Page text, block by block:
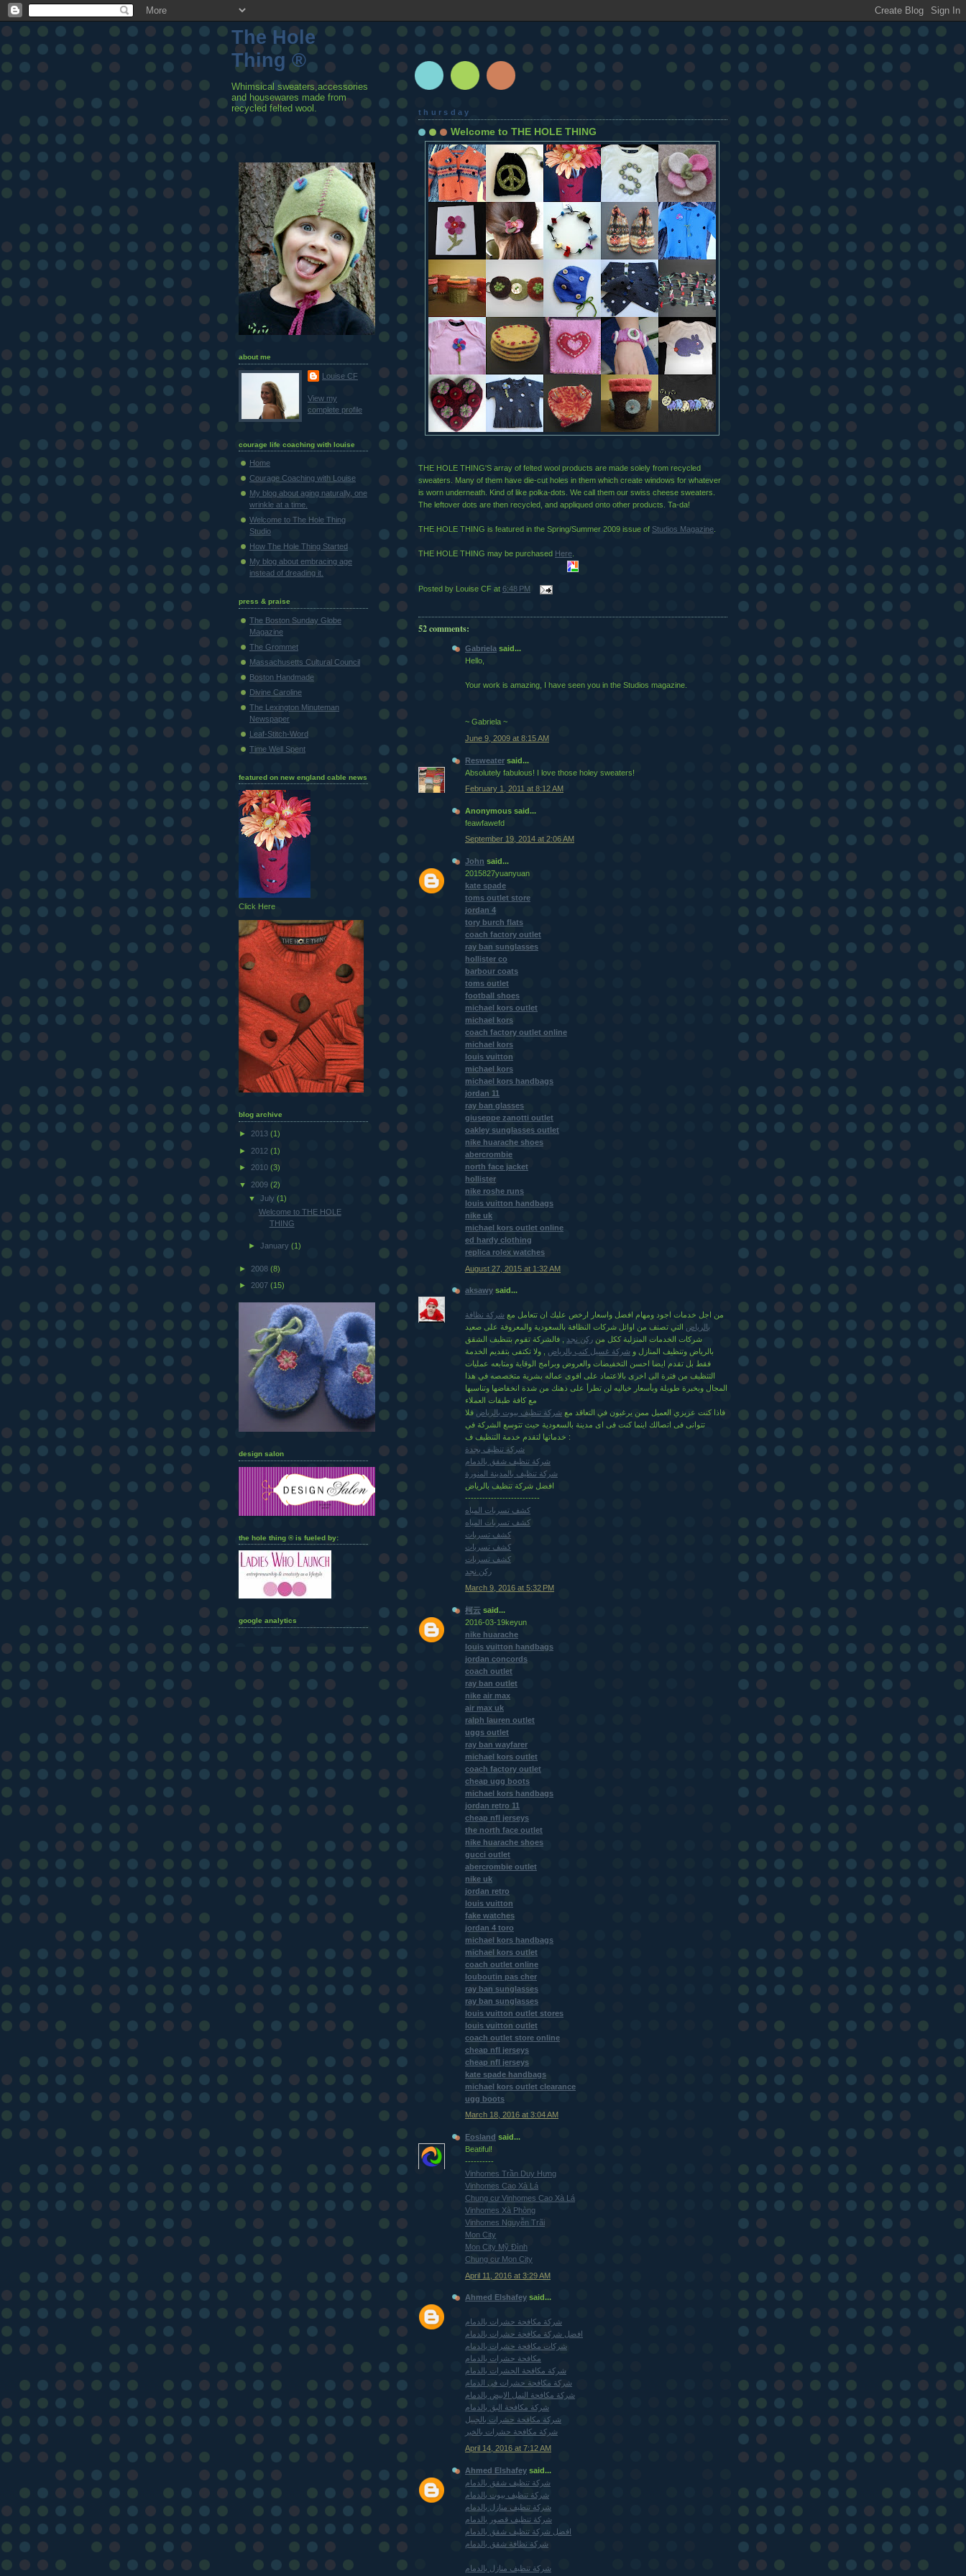
thursday
Welcome to THE HOLE THING
THE HOLE THING'S array of felted wool products are made solely from recycled
sweaters. Many of them have die-cut holes in them which create windows for whatever
is worn underneath. Kind of like polka-dots. We call them our swiss cheese sweaters.
The leftover dots are then recycled, and appliqued onto other products. Ta-da!
THE HOLE THING is featured in the Spring/Summer 2009 issue of Studios Magazine
THE HOLE THING may be purchased Here
Posted by Louise CF at 6:48 PM
52 comments:
Gabriela said...
Hello,
Your work is amazing, I have seen you in the Studios magazine.
~ Gabriela ~
June 9, 2009 at 8:15 AM
Resweater said...
Absolutely fabulous! I love those holey sweaters!
February 1, 2011 at 8:12 AM
Anonymous said...
feawfawefd
September 19, 2014 at 2:06 AM
John said...
2015827yuanyuan
kate spade
toms outlet store
jordan 4
tory burch flats
coach factory outlet
ray ban sunglasses
hollister co
barbour coats
toms outlet
football shoes
michael kors outlet
michael kors
coach factory outlet online
michael kors
louis vuitton
michael kors
michael kors handbags
jordan 11
ray ban glasses
giuseppe zanotti outlet
oakley sunglasses outlet
nike huarache shoes
abercrombie
north face jacket
hollister
nike roshe runs
louis vuitton handbags
nike uk
michael kors outlet online
ed hardy clothing
replica rolex watches
August 27, 2015 at 1:32 AM
aksawy said...
من اجل خدمات اجود ومهام افضل واسعار ارخص عليك ان تتعامل مع شركة نظافة
بالرياض التي تصنف من اوائل شركات النظافة بالسعودية والمعروفة على صعيد
شركات الخدمات المنزلية ككل من ركن نجد , فالشركة تقوم بتنظيف الشقق
بالرياض وتنظيف المنازل و شركة غسيل كنب بالرياض , ولا تكتفى بتقديم الخدمة
فقط بل تقدم ايضا احسن التخفيضات والعروض وبرامج الوقاية ومتابعه عمليات
التنظيف من فترة الى اخرى بالاعتماد على اقوى عماله بشرية متخصصه في هذا
المجال وبخبرة طويلة وبأسعار خياليه لن تطرأ على ذهنك من شدة انخفاضها وتناسبها
مع كافة طبقات العملاء
فاذا كنت عزيزي العميل ممن يرغبون في التعاقد مع شركة تنظيف بيوت بالرياض فلا
تتوانى فى اتصالك اينما كنت فى اى مدينة بالسعودية حيث تتوسع الشركة في
خدماتها لتقدم خدمة التنظيف ف :
شركة تنظيف بجدة
شركة تنظيف شقق بالدمام
شركة تنظيف بالمدينة المنورة
افضل شركة تنظيف بالرياض
--------------------------
كشف تسربات المياه
كشف تسربات المياه
كشف تسربات
كشف تسربات
كشف تسربات
ركن نجد
March 9, 2016 at 5:32 PM
柯云 said...
2016-03-19keyun
nike huarache
louis vuitton handbags
jordan concords
coach outlet
ray ban outlet
nike air max
air max uk
ralph lauren outlet
uggs outlet
ray ban wayfarer
michael kors outlet
coach factory outlet
cheap ugg boots
michael kors handbags
jordan retro 11
cheap nfl jerseys
the north face outlet
nike huarache shoes
gucci outlet
abercrombie outlet
nike uk
jordan retro
louis vuitton
fake watches
jordan 4 toro
michael kors handbags
michael kors outlet
coach outlet online
louboutin pas cher
ray ban sunglasses
ray ban sunglasses
louis vuitton outlet stores
louis vuitton outlet
coach outlet store online
cheap nfl jerseys
cheap nfl jerseys
kate spade handbags
michael kors outlet clearance
ugg boots
March 18, 2016 at 3:04 AM
Eosland said...
Beatiful!
----------
Vinhomes Trần Duy Hưng
Vinhomes Cao Xà Lá
Chung cư Vinhomes Cao Xà Lá
Vinhomes Xà Phòng
Vinhomes Nguyễn Trãi
Mon City
Mon City Mỹ Đình
Chung cư Mon City
April 11, 2016 at 3:29 AM
Ahmed Elshafey said...
شركة مكافحة حشرات بالدمام
افضل شركة مكافحة حشرات بالدمام
شركات مكافحة حشرات بالدمام
مكافحة حشرات بالدمام
شركة مكافحة الحشرات بالدمام
شركة مكافحة حشرات فى الدمام
شركة مكافحة النمل الابيض بالدمام
شركة مكافحة البق بالدمام
شركة مكافحة حشرات بالجبيل
شركة مكافحة حشرات بالخبر
April 14, 2016 at 7:12 AM
Ahmed Elshafey said...
شركة تنظيف شقق بالدمام
شركة تنظيف بيوت بالدمام
شركة تنظيف منازل بالدمام
شركة تنظيف قصور بالدمام
افضل شركة تنظيف شقق بالدمام
شركة نظافة شقق بالدمام
شركة تنظيف منازل بالدمام
The Hole
Thing ®
Whimsical sweaters,accessories
and housewares made from
recycled felted wool.
about me
Louise CF
View my
complete profile
courage life coaching with louise
Home
Courage Coaching with Louise
My blog about aging naturally, one
wrinkle at a time.
Welcome to The Hole Thing
Studio
How The Hole Thing Started
My blog about embracing age
instead of dreading it.
press & praise
The Boston Sunday Globe
Magazine
The Grommet
Massachusetts Cultural Council
Boston Handmade
Divine Caroline
The Lexington Minuteman
Newspaper
Leaf-Stitch-Word
Time Well Spent
featured on new england cable news
Click Here
blog archive
► 2013 (1)
► 2012 (1)
► 2010 (3)
▼ 2009 (2)
▼July(1)
Welcome to THE HOLE
THING
►January(1)
► 2008 (8)
► 2007 (15)
design salon
the hole thing ® is fueled by:
google analytics